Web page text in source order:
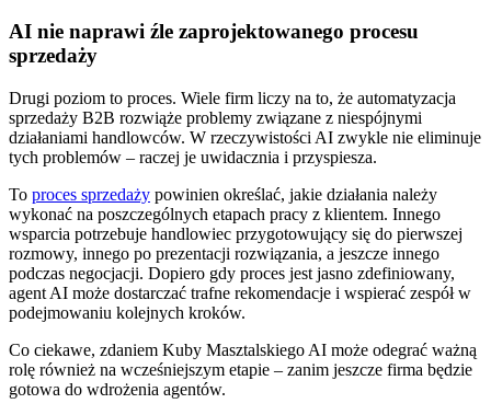
AI nie naprawi źle zaprojektowanego procesu
sprzedaży
Drugi poziom to proces. Wiele firm liczy na to, że automatyzacja
sprzedaży B2B rozwiąże problemy związane z niespójnymi
działaniami handlowców. W rzeczywistości AI zwykle nie eliminuje
tych problemów – raczej je uwidacznia i przyspiesza.
To proces sprzedaży powinien określać, jakie działania należy
wykonać na poszczególnych etapach pracy z klientem. Innego
wsparcia potrzebuje handlowiec przygotowujący się do pierwszej
rozmowy, innego po prezentacji rozwiązania, a jeszcze innego
podczas negocjacji. Dopiero gdy proces jest jasno zdefiniowany,
agent AI może dostarczać trafne rekomendacje i wspierać zespół w
podejmowaniu kolejnych kroków.
Co ciekawe, zdaniem Kuby Masztalskiego AI może odegrać ważną
rolę również na wcześniejszym etapie – zanim jeszcze firma będzie
gotowa do wdrożenia agentów.